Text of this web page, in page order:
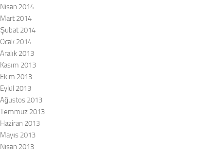
Nisan 2014
Mart 2014
Şubat 2014
Ocak 2014
Aralık 2013
Kasım 2013
Ekim 2013
Eylül 2013
Ağustos 2013
Temmuz 2013
Haziran 2013
Mayıs 2013
Nisan 2013